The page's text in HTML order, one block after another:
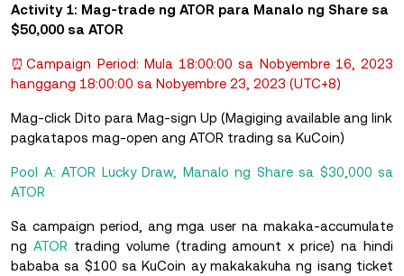
Activity 1: Mag-trade ng ATOR para Manalo ng Share sa
$50,000 sa ATOR
⏰Campaign Period: Mula 18:00:00 sa Nobyembre 16, 2023
hanggang 18:00:00 sa Nobyembre 23, 2023 (UTC+8)
Mag-click Dito para Mag-sign Up (Magiging available ang link
pagkatapos mag-open ang ATOR trading sa KuCoin)
Pool A: ATOR Lucky Draw, Manalo ng Share sa $30,000 sa
ATOR
Sa campaign period, ang mga user na makaka-accumulate
ng ATOR trading volume (trading amount x price) na hindi
bababa sa $100 sa KuCoin ay makakakuha ng isang ticket